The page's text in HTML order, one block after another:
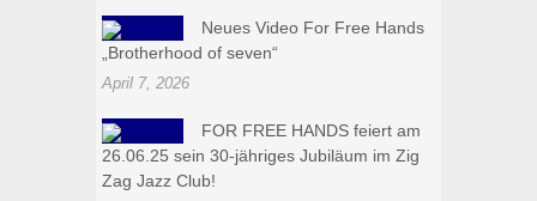
Neues Video For Free Hands
„Brotherhood of seven“
April 7, 2026
FOR FREE HANDS feiert am
26.06.25 sein 30-jähriges Jubiläum im Zig
Zag Jazz Club!